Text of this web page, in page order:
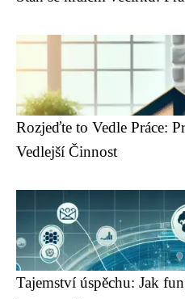
Rozjeďte to Vedle Práce:
Vedlejší Činnost
Tajemství úspěchu: Jak